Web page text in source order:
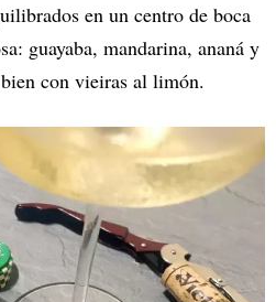
en un centro de boca
guayaba, mandarina, ananá y
con vieiras al limón.